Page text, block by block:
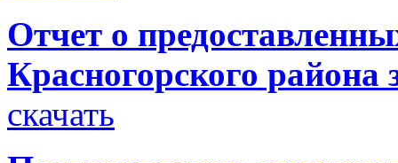
Отчет о
Красногорского района
скачать